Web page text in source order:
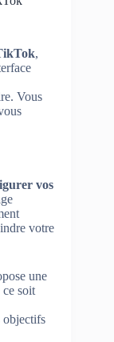
,
Vous
vos
votre
une
ce soit
objectifs